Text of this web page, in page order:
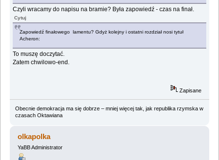
Czyli wracamy do napisu na bramie? Była zapowiedź - czas na finał.
Cytuj
Zapowiedź finałowego lamentu? Gdyż kolejny i ostatni rozdział nosi tytuł
Acheron:
To muszę doczytać.
Zatem chwilowo-end.
Zapisane
Obecnie demokracja ma się dobrze – mniej więcej tak, jak republika rzymska w
czasach Oktawiana
olkapolka
YaBB Administrator